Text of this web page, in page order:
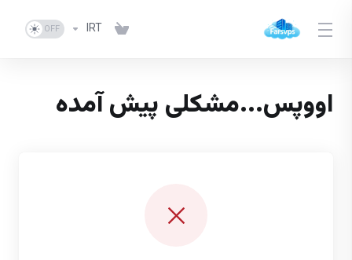
IRT
اووپس...مشکلی پیش آمده